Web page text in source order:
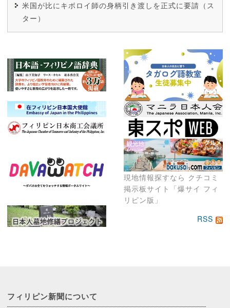
現地情報探すなら クチコミ
掲示板サイト「爆サイ フィ
リピン版」
米国が比にキボロイ師の身柄引き渡しを正式に要請（ス
ター）
RSS
フィリピン新聞について